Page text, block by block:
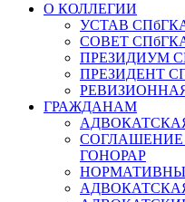
О КОЛЛЕГИИ
УСТАВ
СОВЕТ
ПРЕЗИДИУМ
ПРЕЗИДЕНТ
ГРАЖДАНАМ
СОГЛАШЕНИЕ
ГОНОРАР